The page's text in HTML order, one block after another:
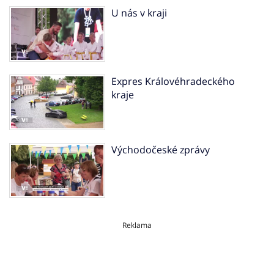
U nás v kraji
Expres Královéhradeckého
kraje
Východočeské zprávy
Reklama